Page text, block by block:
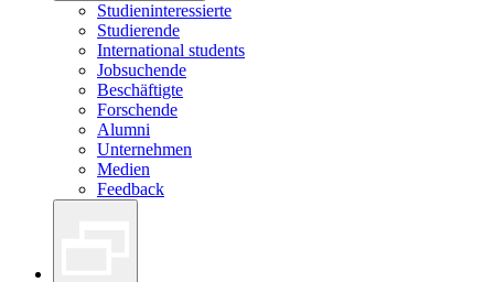
Studieninteressierte
Studierende
International students
Jobsuchende
Beschäftigte
Forschende
Alumni
Unternehmen
Medien
Feedback